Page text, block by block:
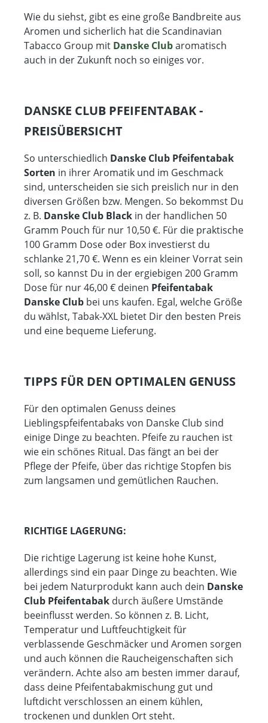
Wie du siehst, gibt es eine große Bandbreite aus
Aromen und sicherlich hat die Scandinavian
Tabacco Group mit Danske Clubaromatisch
auch in der Zukunft noch so einiges vor.
DANSKE CLUB PFEIFENTABAK -
PREISÜBERSICHT
So unterschiedlich Danske Club Pfeifentabak
Sorten in ihrer Aromatik und im Geschmack
sind, unterscheiden sie sich preislich nur in den
diversen Größen bzw. Mengen. So bekommst Du
z. B. Danske Club Black in der handlichen 50
Gramm Pouch für nur 10,50 €. Für die praktische
100 Gramm Dose oder Box investierst du
schlanke 21,70 €. Wenn es ein kleiner Vorrat sein
soll, so kannst Du in der ergiebigen 200 Gramm
Dose für nur 46,00 € deinen Pfeifentabak
Danske Club bei uns kaufen. Egal, welche Größe
du wählst, Tabak-XXL bietet Dir den besten Preis
und eine bequeme Lieferung.
TIPPS FÜR DEN OPTIMALEN GENUSS
Für den optimalen Genuss deines
Lieblingspfeifentabaks von Danske Club sind
einige Dinge zu beachten. Pfeife zu rauchen ist
wie ein schönes Ritual. Das fängt an bei der
Pflege der Pfeife, über das richtige Stopfen bis
zum langsamen und gemütlichen Rauchen.
RICHTIGE LAGERUNG:
Die richtige Lagerung ist keine hohe Kunst,
allerdings sind ein paar Dinge zu beachten. Wie
bei jedem Naturprodukt kann auch dein Danske
Club Pfeifentabak durch äußere Umstände
beeinflusst werden. So können z. B. Licht,
Temperatur und Luftfeuchtigkeit für
verblassende Geschmäcker und Aromen sorgen
und auch können die Raucheigenschaften sich
verändern. Achte also am besten immer darauf,
dass deine Pfeifentabakmischung gut und
luftdicht verschlossen an einem kühlen,
trockenen und dunklen Ort steht.